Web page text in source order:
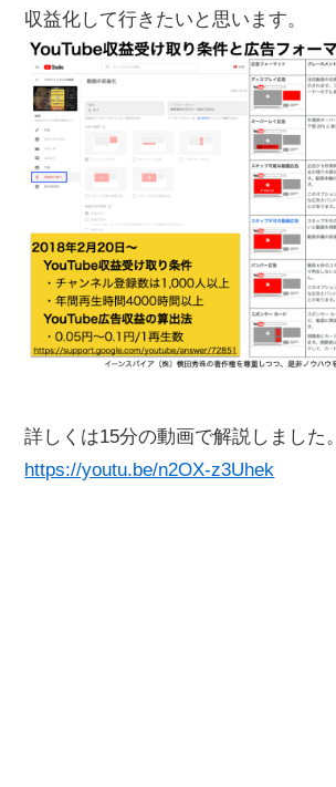
収益化して行きたいと思います。
詳しくは15分の動画で解説しました。
https://youtu.be/n2OX-z3Uhek